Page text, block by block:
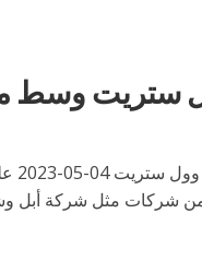
ستريت وسط
من شركات مثل شركة أبل